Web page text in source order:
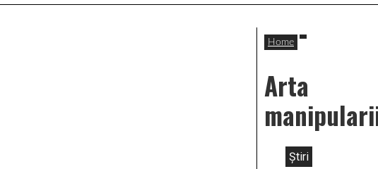
Home
Arta
Știri